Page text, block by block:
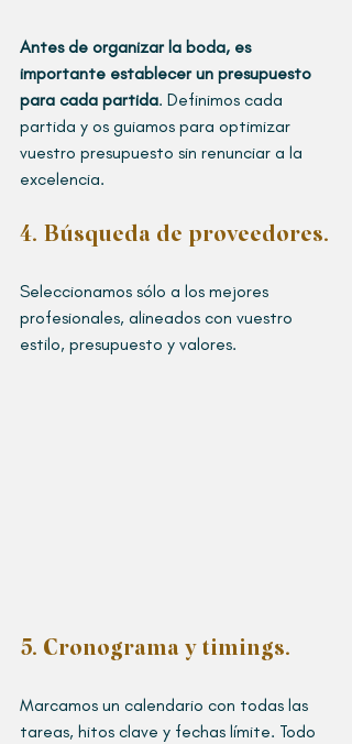
Antes de organizar la boda, es
importante establecer un presupuesto
para cada partida. Definimos cada
partida y os guiamos para optimizar
vuestro presupuesto sin renunciar a la
excelencia.
4. Búsqueda de proveedores.
Seleccionamos sólo a los mejores
profesionales, alineados con vuestro
estilo, presupuesto y valores.
5. Cronograma y timings.
Marcamos un calendario con todas las
tareas, hitos clave y fechas límite. Todo